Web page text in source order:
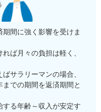
間に強く影響を受けま
ば月々の負担は軽く、
サラリーマンの場合、
での期間を返済期間と
る年齢～収入が安定す